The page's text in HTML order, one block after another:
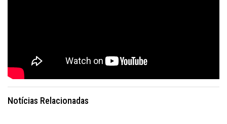
Notícias Relacionadas